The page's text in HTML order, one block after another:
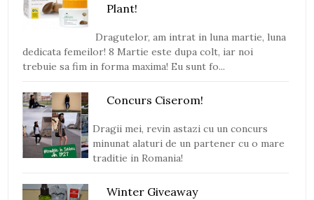
Plant!
Dragutelor, am intrat in luna martie, luna
dedicata femeilor! 8 Martie este dupa colt, iar noi
trebuie sa fim in forma maxima! Eu sunt fo...
Concurs Ciserom!
Dragii mei, revin astazi cu un concurs
minunat alaturi de un partener cu o mare
traditie in Romania!
Winter Giveaway